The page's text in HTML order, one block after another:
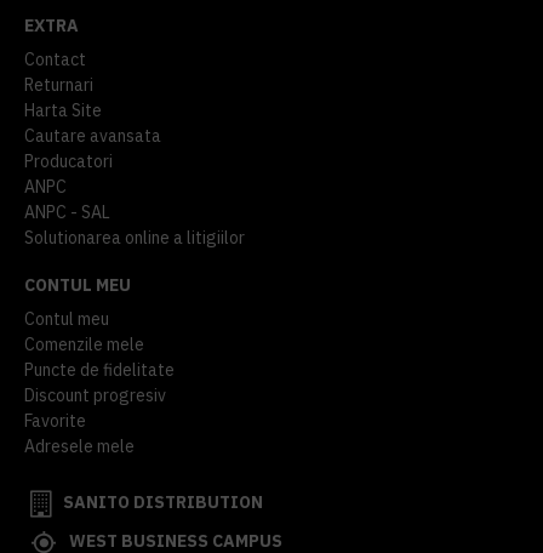
EXTRA
Contact
Returnari
Harta Site
Cautare avansata
Producatori
ANPC
ANPC - SAL
Solutionarea online a litigiilor
CONTUL MEU
Contul meu
Comenzile mele
Puncte de fidelitate
Discount progresiv
Favorite
Adresele mele
SANITO DISTRIBUTION
WEST BUSINESS CAMPUS